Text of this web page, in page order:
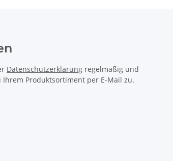
Datenschutzerklärung regelmäßig und
Produktsortiment per E-Mail zu.